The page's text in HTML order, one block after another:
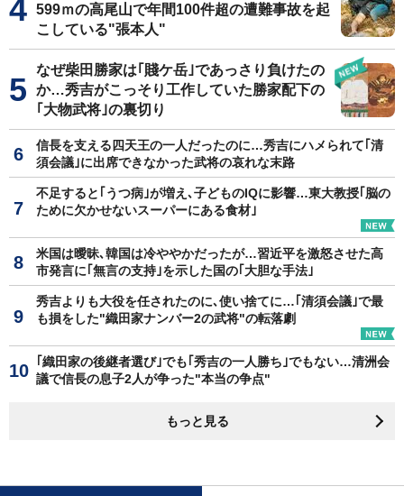
599ｍの高尾山で年間100件超の遭難事故を起
こしている"張本人"
なぜ柴田勝家は｢賤ケ岳｣であっさり負けたの
か…秀吉がこっそり工作していた勝家配下の
｢大物武将｣の裏切り
信長を支える四天王の一人だったのに…秀吉にハメられて｢清
須会議｣に出席できなかった武将の哀れな末路
不足すると｢うつ病｣が増え､子どものIQに影響…東大教授｢脳の
ために欠かせないスーパーにある食材｣
米国は曖昧､韓国は冷ややかだったが…習近平を激怒させた高
市発言に｢無言の支持｣を示した国の｢大胆な手法｣
秀吉よりも大役を任されたのに､使い捨てに…｢清須会議｣で最
も損をした"織田家ナンバー2の武将"の転落劇
｢織田家の後継者選び｣でも｢秀吉の一人勝ち｣でもない…清洲会
議で信長の息子2人が争った"本当の争点"
もっと見る